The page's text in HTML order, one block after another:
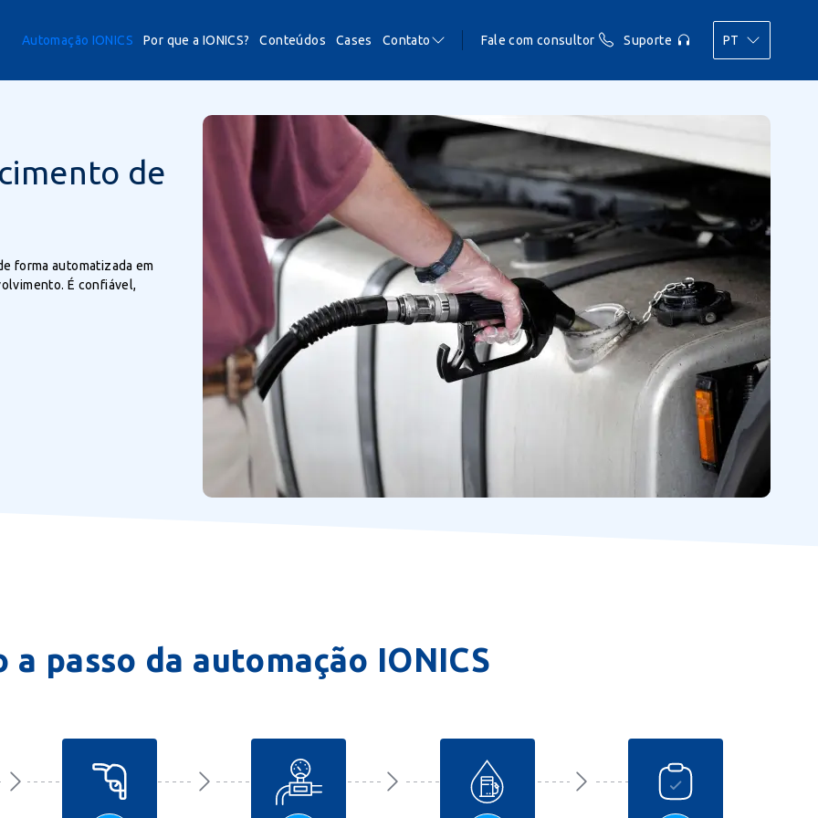
Automação IONICS Por que a IONICS? Conteúdos Cases Contato Fale com consultor Suporte PT
de
forma automatizada em
É confiável,
a passo da automação IONICS